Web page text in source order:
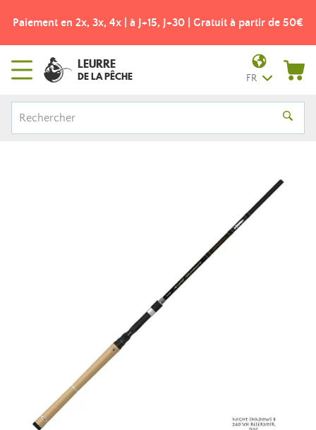
Paiement en 2x, 3x, 4x | à J+15, J+30 | Gratuit à partir de 50€
LEURRE
DE LA PÊCHE FR